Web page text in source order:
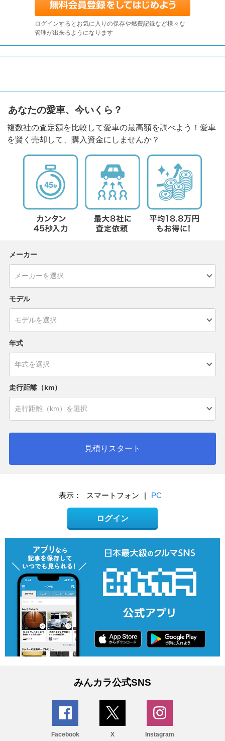
ログインするとお気に入りの保存や燃費記録など様々な
管理が出来るようになります
あなたの愛車、今いくら？
複数社の査定額を比較して愛車の最高額を調べよう！愛車
を賢く売却して、購入資金にしませんか？
メーカー
モデル
年式
走行距離（km）
見積りスタート
表示： スマートフォン | PC
ログイン
みんカラ公式SNS
Facebook X Instagram